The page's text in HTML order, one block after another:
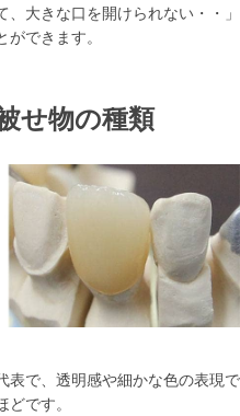
、大きな口を開けられない・・」
できます。
せ物の種類
表で、透明感や細かな色の表現で
です。